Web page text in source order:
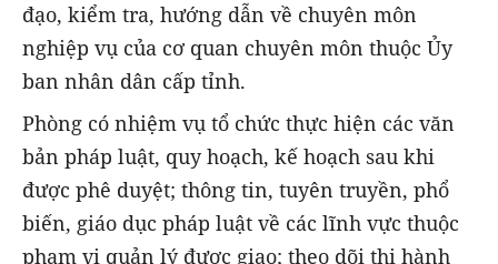
đạo, kiểm tra, hướng dẫn về chuyên môn
nghiệp vụ của cơ quan chuyên môn thuộc Ủy
ban nhân dân cấp tỉnh.
Phòng có nhiệm vụ tổ chức thực hiện các văn
bản pháp luật, quy hoạch, kế hoạch sau khi
được phê duyệt; thông tin, tuyên truyền, phổ
biến, giáo dục pháp luật về các lĩnh vực thuộc
phạm vi quản lý được giao; theo dõi thi hành